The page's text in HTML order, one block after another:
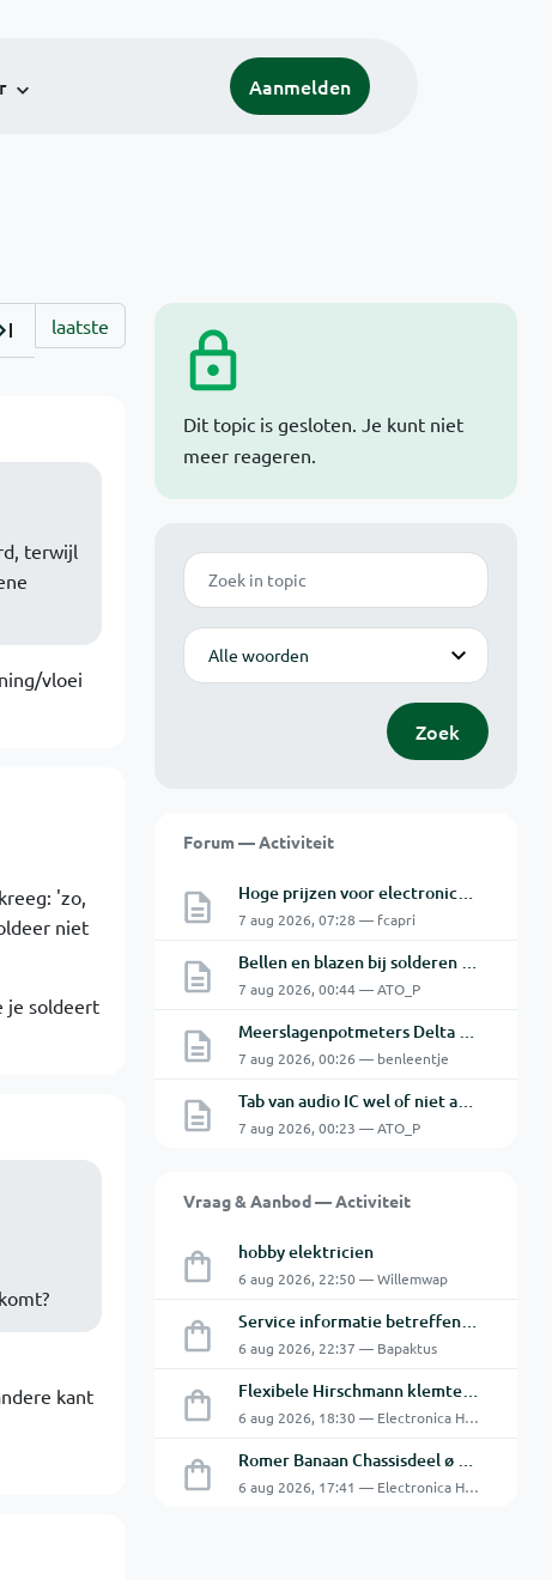
Aanmelden
Dit topic is gesloten. Je kunt niet
meer reageren.
Zoek
Modus
Zoek
Forum — Activiteit
Hoge prijzen voor electronica hobbyisten
7 aug 2026, 07:28 — fcapri
Bellen en blazen bij solderen van Chinese PCBs
7 aug 2026, 00:44 — ATO_P
Meerslagenpotmeters Delta SM45-70D
7 aug 2026, 00:26 — benleentje
Tab van audio IC wel of niet aan de GND.
7 aug 2026, 00:23 — ATO_P
Vraag & Aanbod — Activiteit
hobby elektricien
6 aug 2026, 22:50 — Willemwap
Service informatie betreffende een GFC-8010 van GW
6 aug 2026, 22:37 — Bapaktus
Flexibele Hirschmann klemtestpen met tweedelige klem.
6 aug 2026, 18:30 — Electronica Hobbyist
Romer Banaan Chassisdeel ø 4 mm 16Amp
6 aug 2026, 17:41 — Electronica Hobbyist
laatste
terwijl
vloei
'zo,
niet
je soldeert
kant